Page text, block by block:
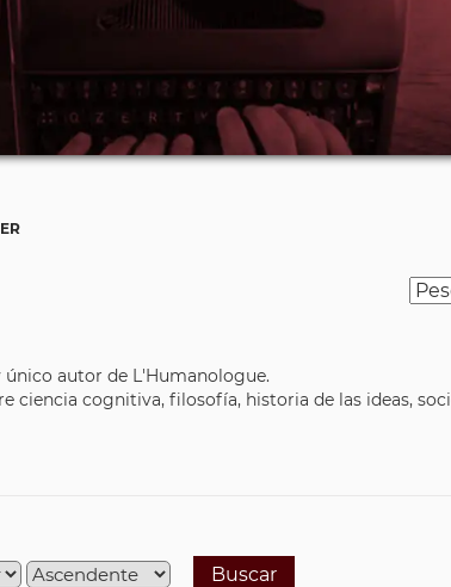
único autor de L'Humanologue.
cognitiva, filosofía, historia de las ideas,
Buscar